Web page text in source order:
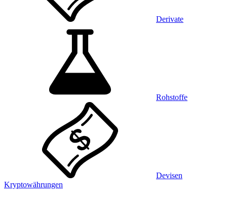
Derivate
Rohstoffe
Devisen
Kryptowährungen